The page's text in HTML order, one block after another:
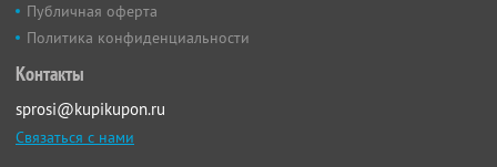
Публичная оферта
Политика конфиденциальности
Контакты
sprosi@kupikupon.ru
Связаться с нами